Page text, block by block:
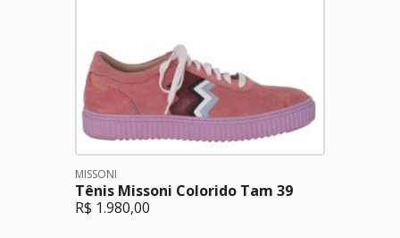
MISSONI
Tênis Missoni Colorido Tam 39
R$ 1.980,00